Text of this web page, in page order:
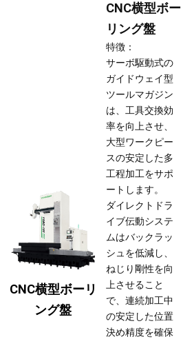
CNC横型ボーリ
ング盤
CNC横型ボー
リング盤
特徴：
サーボ駆動式の
ガイドウェイ型
ツールマガジン
は、工具交換効
率を向上させ、
大型ワークピー
スの安定した多
工程加工をサポ
ートします。
ダイレクトドラ
イブ伝動システ
ムはバックラッ
シュを低減し、
ねじり剛性を向
上させること
で、連続加工中
の安定した位置
決め精度を確保